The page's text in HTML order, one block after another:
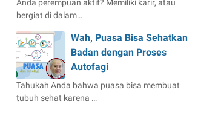
Anda perempuan aktif? Memiliki karir, atau
bergiat di dalam…
Wah, Puasa Bisa Sehatkan
Badan dengan Proses
Autofagi
Tahukah Anda bahwa puasa bisa membuat
tubuh sehat karena …